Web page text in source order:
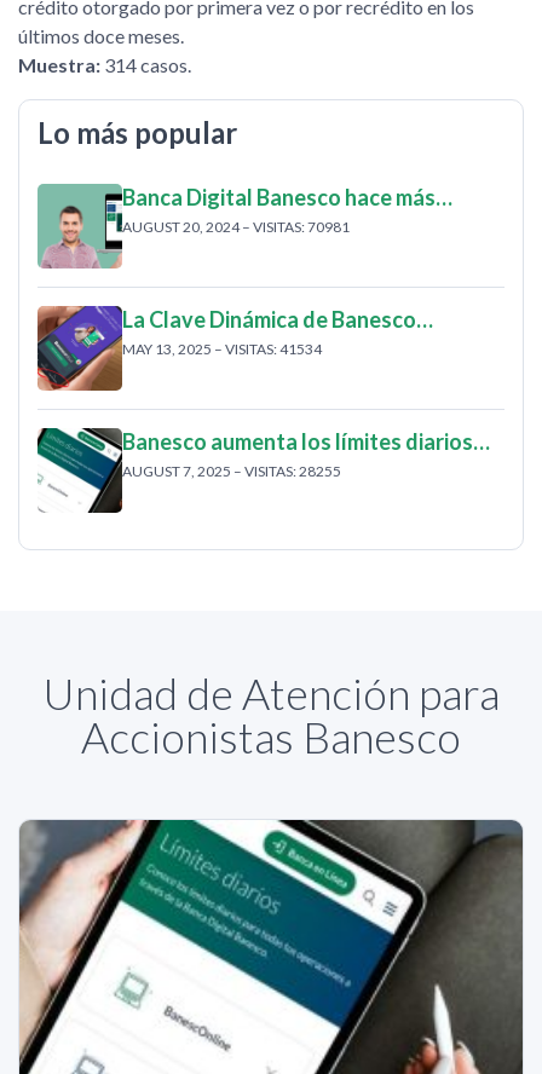
crédito otorgado por primera vez o por recrédito en los
últimos doce meses.
Muestra: 314 casos.
Lo más popular
Banca Digital Banesco hace más…
AUGUST 20, 2024 – VISITAS: 70981
La Clave Dinámica de Banesco…
MAY 13, 2025 – VISITAS: 41534
Banesco aumenta los límites diarios…
AUGUST 7, 2025 – VISITAS: 28255
Unidad de Atención para
Accionistas Banesco